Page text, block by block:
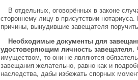
В отдельных, оговорённых в законе
стороннему лицу в присутствии
причины, вынудившие завещателя
Необходимые документы для
удостоверяющим личность завещателя.
имуществом, то они не являются
завещания желательно, равно как и
наследства, дабы избежать спорных